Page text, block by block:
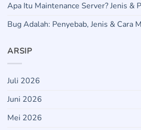
Apa Itu Maintenance Server? Jenis &
Bug Adalah: Penyebab, Jenis & Cara
ARSIP
Juli 2026
Juni 2026
Mei 2026